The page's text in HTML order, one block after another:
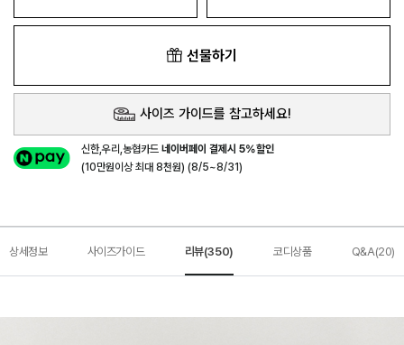
선물하기
사이즈 가이드를 참고하세요!
신한,우리,농협카드네이버페이 결제시 5%할인
(10만원이상 최대 8천원) (8/5~8/31)
상세정보 사이즈가이드 리뷰(350) 코디상품 Q&A(20)